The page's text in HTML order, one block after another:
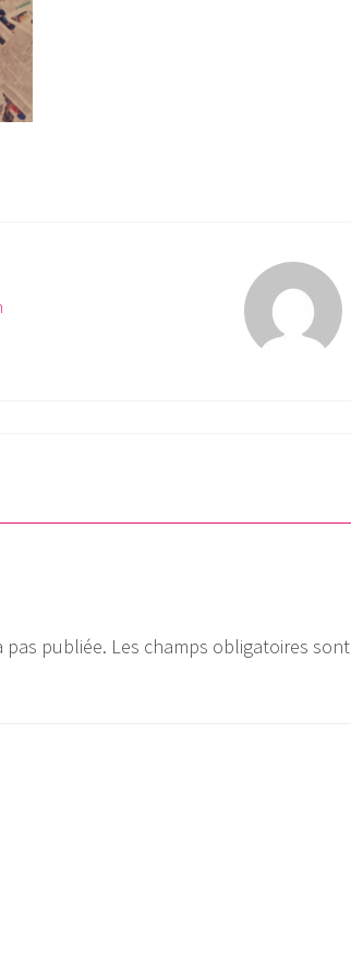
pas publiée. Les champs obligatoires sont